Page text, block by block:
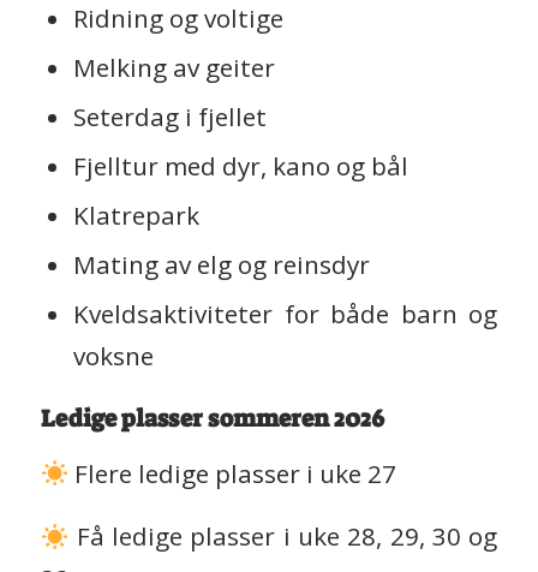
Ridning og voltige
Melking av geiter
Seterdag i fjellet
Fjelltur med dyr, kano og bål
Klatrepark
Mating av elg og reinsdyr
Kveldsaktiviteter for både barn og
voksne
Ledige plasser sommeren 2026
Flere ledige plasser i uke 27
Få ledige plasser i uke 28, 29, 30 og